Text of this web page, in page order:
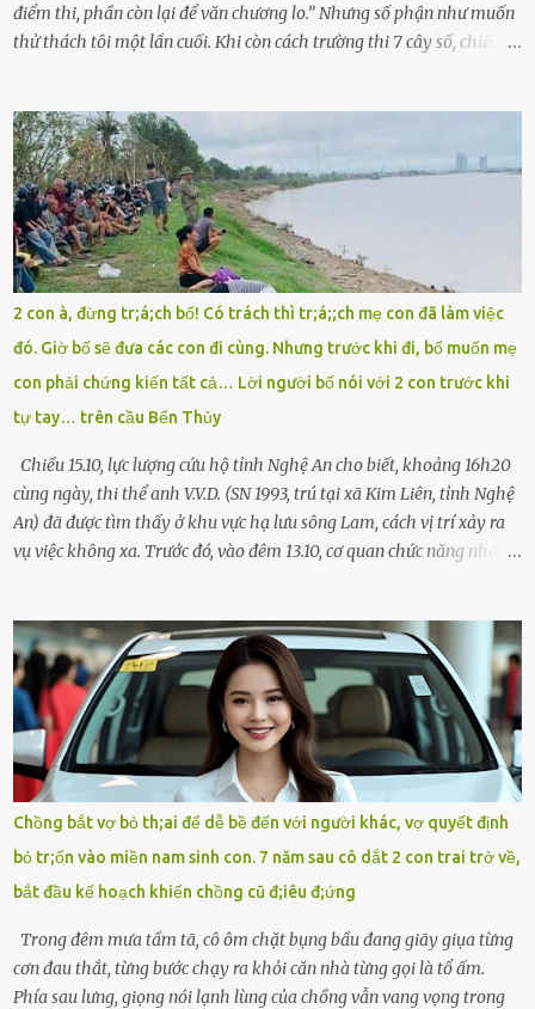
điểm thi, phần còn lại để văn chương lo.” Nhưng số phận như muốn
thử thách tôi một lần cuối. Khi còn cách trường thi 7 cây số, chiếc xe
sực nhớ – điện thoại đang sạc, sáng nay quên mang theo! Giữa con
đường thưa thớt người qua lại, tôi hoảng loạn vẫy tay xin đi nhờ. –
Chú ơi, cháu đi thi, xe hỏng rồi! Làm ơn cho cháu đi nhờ với! – Cô ơi,
giúp cháu với, cháu không có điện thoại… Người thì lắc đầu. Người
thì tăng ga tránh xa như né một kẻ lừa đảo. Tôi gào lên giữa đường
như một kẻ mất trí. Vô ích. 6h10. Còn hơn 30 phút nữa. Trong đầu
tôi chỉ có một lựa chọn duy nhất: chạy. Tôi quăng xe vào vệ đường,
rút tờ giấy báo dự thi nhét túi áo, đeo ba lô và chạy . Chạy miết.
Chạy không ngừng. Qua ngã...
2 con à, đừng tr;á;ch bố! Có trách thì tr;á;;ch mẹ con đã làm việc
đó. Giờ bố sẽ đưa các con đi cùng. Nhưng trước khi đi, bố muốn mẹ
con phải chứng kiến tất cả… Lời người bố nói với 2 con trước khi
tự tay… trên cầu Bến Thủy
Chiều 15.10, lực lượng cứu hộ tỉnh Nghệ An cho biết, khoảng 16h20
cùng ngày, thi thể anh V.V.D. (SN 1993, trú tại xã Kim Liên, tỉnh Nghệ
An) đã được tìm thấy ở khu vực hạ lưu sông Lam, cách vị trí xảy ra
vụ việc không xa. Trước đó, vào đêm 13.10, cơ quan chức năng nhận
– rồi để lại xe máy trên cầu, ôm theo 2 con gái nhỏ nhảy xuống
sông. Người thân và hàng xóm ngóng chờ thông tin tìm kiếm 3 bố
con mất tích trên sông Lam sau vụ nhảy cầu. Ảnh: Hải Dương Tại
hiện trường, người dân phát hiện một chiếc xe máy mang biển kiểm
soát Nghệ An cùng hai chiếc cặp học sinh. Ngay trong đêm, lực
lượng chức năng phối hợp cùng các đội cứu hộ tình nguyện triển
khai tìm kiếm. Danh tính các nạn nhân được xác định là anh V.V.D.
và 2 con gái là cháu V.H.B. (SN 2020) và V.G.T. (SN 2021). Hai cháu là
con của anh D. và chị B.T.Y. (SN 1999). Lực lượng cứu hộ đã tiến hành
bàn giao t...
Chồng bắt vợ bỏ th;ai để dễ bề đến với người khác, vợ quyết định
bỏ tr;ốn vào miền nam sinh con. 7 năm sau cô dắt 2 con trai trở về,
bắt đầu kế hoạch khiến chồng cũ đ;iêu đ;ứng
Trong đêm mưa tầm tã, cô ôm chặt bụng bầu đang giãy giụa từng
cơn đau thắt, từng bước chạy ra khỏi căn nhà từng gọi là tổ ấm.
Phía sau lưng, giọng nói lạnh lùng của chồng vẫn vang vọng trong